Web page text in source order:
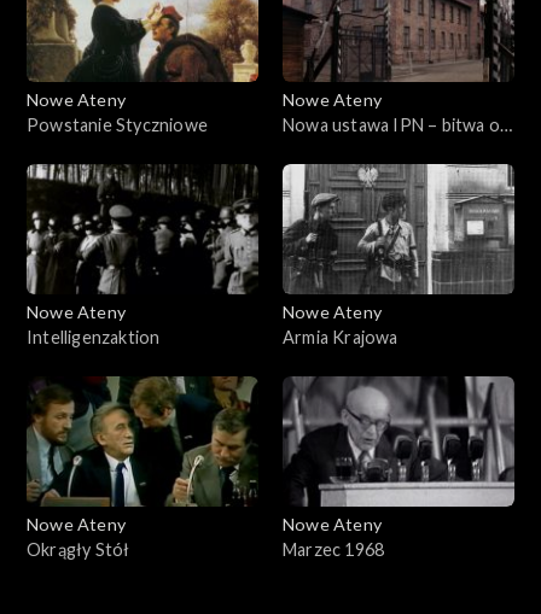
Nowe Ateny
Powstanie Styczniowe
Nowe Ateny
Nowa ustawa IPN – bitwa o
próba cenzury?
Nowe Ateny
Intelligenzaktion
Nowe Ateny
Armia Krajowa
Nowe Ateny
Okrągły Stół
Nowe Ateny
Marzec 1968